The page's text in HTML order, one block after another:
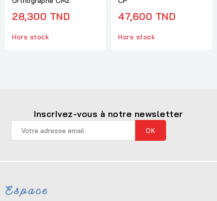
28,300 TND
Hors stock
47,600 TND
Hors stock
Inscrivez-vous à notre newsletter